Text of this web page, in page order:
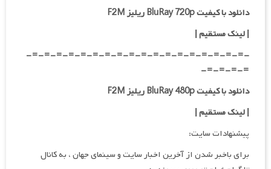
دانلود با کیفیت BluRay 720p ریلیز F2M
| لینک مستقیم|
-=-=-=-=-=-=-=-=-=-=-=-=-=-=-=-=-=-=-
=-=-=-=-
دانلود با کیفیت BluRay 480p ریلیز F2M
| لینک مستقیم|
پیشنهادات سایت:
برای باخبر شدن از آخرین اخبار سایت و سینمای جهان ، به کانال